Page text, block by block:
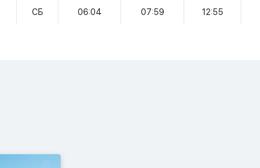
СБ 06:04 07:59 12:55